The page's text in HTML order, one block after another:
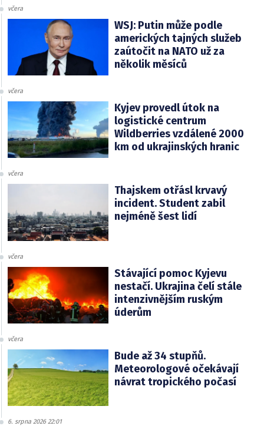
včera
WSJ: Putin může podle
amerických tajných služeb
zaútočit na NATO už za
několik měsíců
včera
Kyjev provedl útok na
logistické centrum
Wildberries vzdálené 2000
km od ukrajinských hranic
včera
Thajskem otřásl krvavý
incident. Student zabil
nejméně šest lidí
včera
Stávající pomoc Kyjevu
nestačí. Ukrajina čelí stále
intenzivnějším ruským
úderům
včera
Bude až 34 stupňů.
Meteorologové očekávají
návrat tropického počasí
6. srpna 2026 22:01